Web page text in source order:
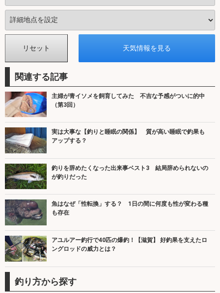
関連する記事
主婦が青イソメを飼育してみた 不吉な予感がついに的中
（第3回）
実は大事な【釣りと睡眠の関係】 質が高い睡眠で釣果も
アップする？
釣りを辞めたくなった出来事ベスト3 結局辞められないの
が釣りだった
魚はなぜ「性転換」する？ 1日の間に何度も性が変わる種
も存在
アユルアー釣行で40匹の爆釣！【滋賀】 好釣果を支えたロ
ングロッドの威力とは？
釣り方から探す